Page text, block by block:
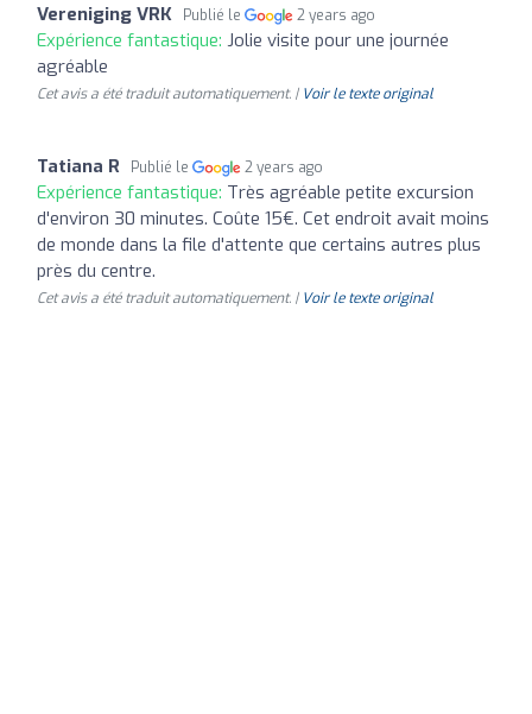
Vereniging VRK Publié le 2 years ago
Expérience fantastique: Jolie visite pour une journée
agréable
Cet avis a été traduit automatiquement. | Voir le texte original
Tatiana R Publié le 2 years ago
Expérience fantastique: Très agréable petite excursion
d'environ 30 minutes. Coûte 15€. Cet endroit avait moins
de monde dans la file d'attente que certains autres plus
près du centre.
Cet avis a été traduit automatiquement. | Voir le texte original